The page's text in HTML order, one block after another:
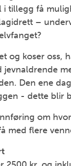
tillegg få
–
og koser
jevnaldrende
Den ene
- dette blir
om
med flere